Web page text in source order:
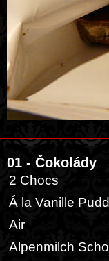
01 - Čokolády
2 Chocs
Á la Vanille
Air
Alpenmilch